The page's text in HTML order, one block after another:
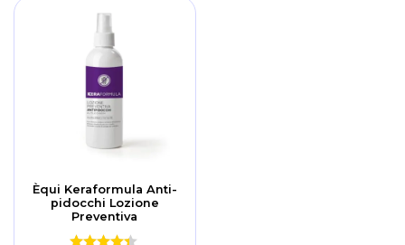
Èqui Keraformula Anti-
pidocchi Lozione
Preventiva